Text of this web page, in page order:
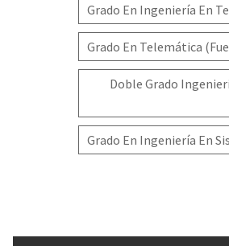
Grado En Ingeniería En
Grado En Telemática
Doble Grado
Grado En Ingeniería En